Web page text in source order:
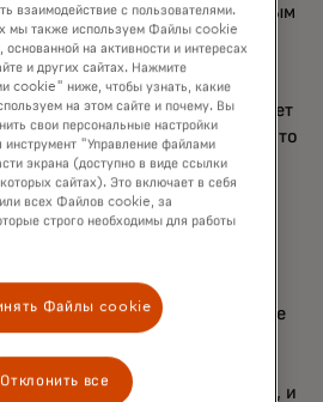
— дать голос разнообразным
персонажам через
и реальные истории.
в том, что может
— это не просто здание; Это
показывать свои
одну на Black Lives
женщине с диагнозом
Tre Productions.
организацию
, которая посещает местные
студентам о разных
ежегодно предлагать
интересующимся искусством, и
взаимодействие с пользователями.
мы также используем Файлы cookie
на активности и интересах
и других сайтах. Нажмите
cookie" ниже, чтобы узнать, какие
на этом сайте и почему. Вы
свои персональные настройки
инструмент "Управление файлами
экрана (доступно в виде ссылки
сайтах). Это включает в себя
всех Файлов cookie, за
строго необходимы для работы
Файлы cookie
Отклонить все